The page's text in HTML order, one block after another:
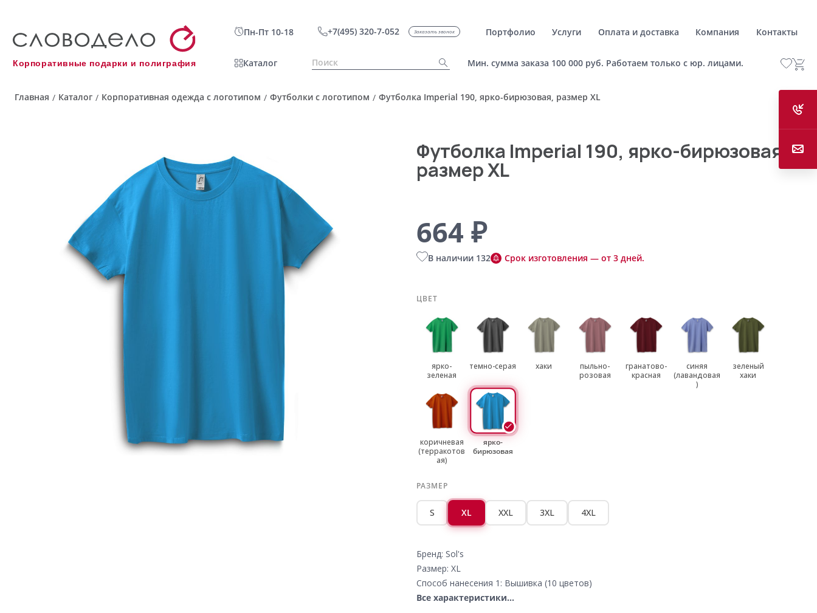
Корпоративные подарки и полиграфия
Пн-Пт 10-18 +7(495) 320-7-052 Заказать звонок Портфолио Услуги Оплата и доставка Компания Контакты
Каталог Мин. сумма заказа 100 000 руб. Работаем только с юр. лицами.
Главная / Каталог / Корпоративная одежда с логотипом / Футболки с логотипом / Футболка Imperial 190, ярко-бирюзовая, размер XL
Футболка Imperial 190, ярко-бирюзовая,
размер XL
664 ₽
В наличии 132 Срок изготовления — от 3 дней.
ЦВЕТ
ярко-
зеленая
темно-серая хаки
пыльно-
розовая
гранатово-
красная
синяя
(лавандовая
)
зеленый
хаки
коричневая
(терракотов
ая)
ярко-
бирюзовая
РАЗМЕР
S XL XXL 3XL 4XL
Бренд: Sol's
Размер: XL
Способ нанесения 1: Вышивка (10 цветов)
Все характеристики...